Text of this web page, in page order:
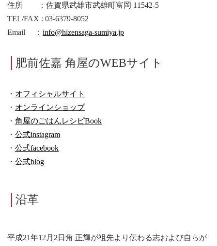
住所 ：佐賀県武雄市武雄町富岡 11542-5
TEL/FAX : 03-6379-8052
Email ： info@hizensaga-sumiya.jp
肥前佐嘉 角屋のWEBサイト
・ オフィシャルサイト
・ オンラインショップ
・ 角屋のごはんレシピBook
・ 公式instagram
・ 公式facebook
・ 公式blog
沿革
平成21年12 月 2 日角 正輝が祖先より伝わる志および自らが